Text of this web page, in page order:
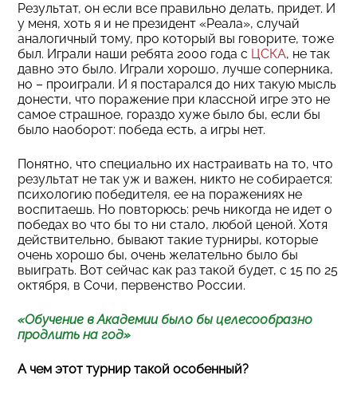
Результат, он если все правильно делать, придет. И
у меня, хоть я и не президент «Реала», случай
аналогичный тому, про который вы говорите, тоже
был. Играли наши ребята 2000 года с ЦСКА, не так
давно это было. Играли хорошо, лучше соперника,
но – проиграли. И я постарался до них такую мысль
донести, что поражение при классной игре это не
самое страшное, гораздо хуже было бы, если бы
было наоборот: победа есть, а игры нет.
Понятно, что специально их настраивать на то, что
результат не так уж и важен, никто не собирается:
психологию победителя, ее на поражениях не
воспитаешь. Но повторюсь: речь никогда не идет о
победах во что бы то ни стало, любой ценой. Хотя
действительно, бывают такие турниры, которые
очень хорошо бы, очень желательно было бы
выиграть. Вот сейчас как раз такой будет, с 15 по 25
октября, в Сочи, первенство России.
«Обучение в Академии было бы целесообразно
продлить на год»
А чем этот турнир такой особенный?